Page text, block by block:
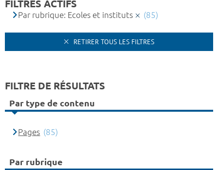
FILTRES ACTIFS
Par rubrique: Ecoles et instituts (85)
RETIRER TOUS LES FILTRES
FILTRE DE RÉSULTATS
Par type de contenu
Pages (85)
Par rubrique